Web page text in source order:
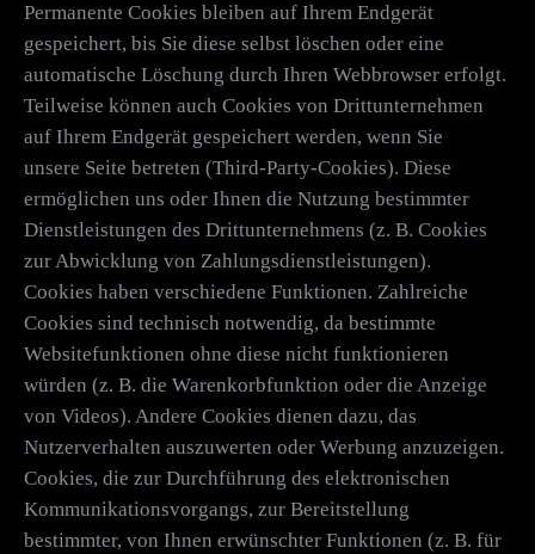
Permanente Cookies bleiben auf Ihrem Endgerät
gespeichert, bis Sie diese selbst löschen oder eine
automatische Löschung durch Ihren Webbrowser erfolgt.
Teilweise können auch Cookies von Drittunternehmen
auf Ihrem Endgerät gespeichert werden, wenn Sie
unsere Seite betreten (Third-Party-Cookies). Diese
ermöglichen uns oder Ihnen die Nutzung bestimmter
Dienstleistungen des Drittunternehmens (z. B. Cookies
zur Abwicklung von Zahlungsdienstleistungen).
Cookies haben verschiedene Funktionen. Zahlreiche
Cookies sind technisch notwendig, da bestimmte
Websitefunktionen ohne diese nicht funktionieren
würden (z. B. die Warenkorbfunktion oder die Anzeige
von Videos). Andere Cookies dienen dazu, das
Nutzerverhalten auszuwerten oder Werbung anzuzeigen.
Cookies, die zur Durchführung des elektronischen
Kommunikationsvorgangs, zur Bereitstellung
bestimmter, von Ihnen erwünschter Funktionen (z. B. für